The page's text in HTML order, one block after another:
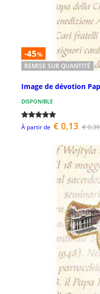
-45%
REMISE SUR QUANTITÉ
Image de dévotion
DISPONIBLE
À partir de € 0,13 € 0,39